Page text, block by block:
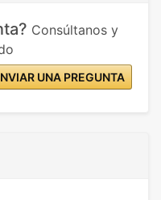
Consúltanos y
UNA PREGUNTA